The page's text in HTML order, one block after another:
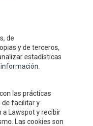
de
y de terceros,
estadísticas
las prácticas
de facilitar y
a Lawspot y recibir
Las cookies son
y reconocimiento en